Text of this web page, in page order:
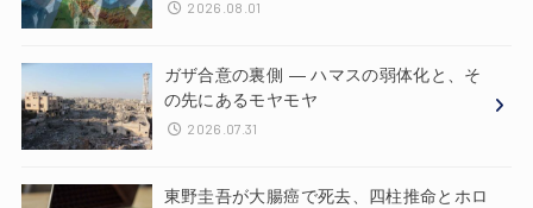
2026.08.01
ガザ合意の裏側 ― ハマスの弱体化と、そ
の先にあるモヤモヤ
2026.07.31
東野圭吾が大腸癌で死去、四柱推命とホロ